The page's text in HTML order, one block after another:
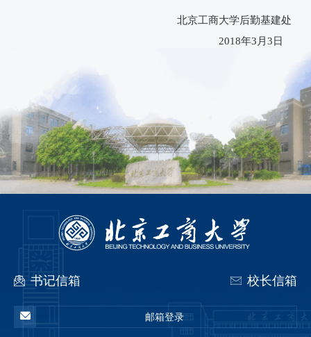
北京工商大学后勤基建处
2018年3 月 3 日
书记信箱 校长信箱
邮箱登录